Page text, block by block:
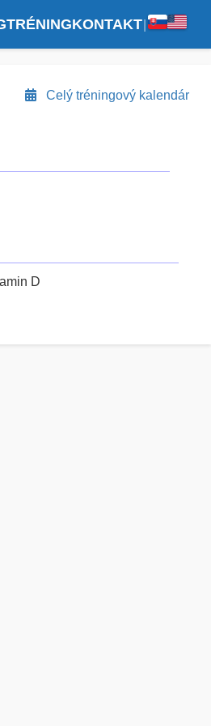
TRÉNINGKONTAKT
Celý tréningový kalendár
D